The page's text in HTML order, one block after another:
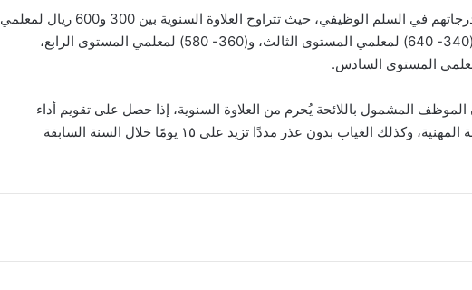
وتختلف رواتب وعلاوات المعلمين والمعلمات تبعًا لرتبهم ودرجاتهم في السلم الوظيفي، حيث تتراوح العلاوة السنوية بين 300 و600 ريال لمعلمي
المستوى الأول، و(320- 620) لمعلمي المستوى الثاني، و(340- 640) لمعلمي المستوى الثالث، و(360- 580) لمعلمي المستوى الرابع،
فإن الموظف المشمول باللائحة يُحرم من العلاوة السنوية، إذا حصل على تقويم أداء
وظيفي بتقدير (مرضٍ) فما دون، وإذا لم يحصل على الرخصة المهنية، وكذلك الغياب بدون عذر مددًا تزيد على ١٥ يومًا خلال السنة السابقة